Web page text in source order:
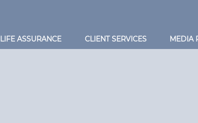
LIFE ASSURANCE CLIENT SERVICES MEDIA